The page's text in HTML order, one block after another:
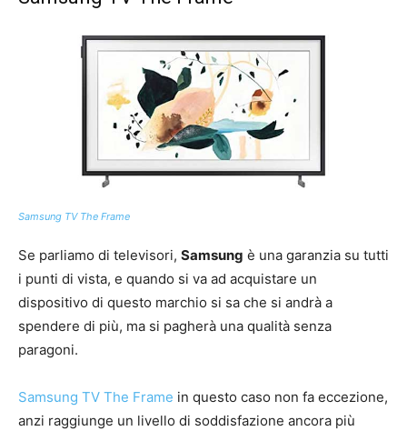
Samsung TV The Frame
Se parliamo di televisori, Samsung è una garanzia su tutti
i punti di vista, e quando si va ad acquistare un
dispositivo di questo marchio si sa che si andrà a
spendere di più, ma si pagherà una qualità senza
paragoni.
Samsung TV The Frame in questo caso non fa eccezione,
anzi raggiunge un livello di soddisfazione ancora più